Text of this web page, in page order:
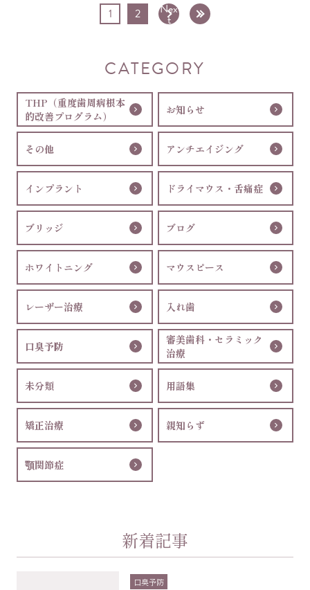
1 2 Nex
t »
CATEGORY
THP（重度歯周病根本
的改善プログラム）
お知らせ
その他 アンチエイジング
インプラント ドライマウス・舌痛症
ブリッジ ブログ
ホワイトニング マウスピース
レーザー治療 入れ歯
口臭予防
審美歯科・セラミック
治療
未分類 用語集
矯正治療 親知らず
顎関節症
新着記事
口臭予防